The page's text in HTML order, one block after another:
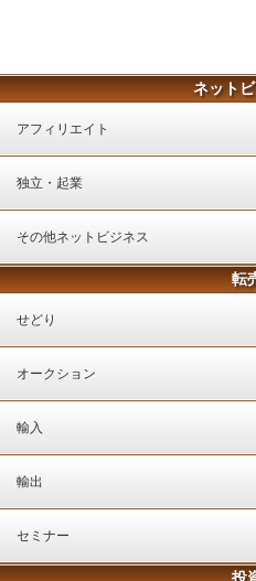
ネット
アフィリエイト
独立・起業
その他ネットビジネス
転
せどり
オークション
輸入
輸出
セミナー